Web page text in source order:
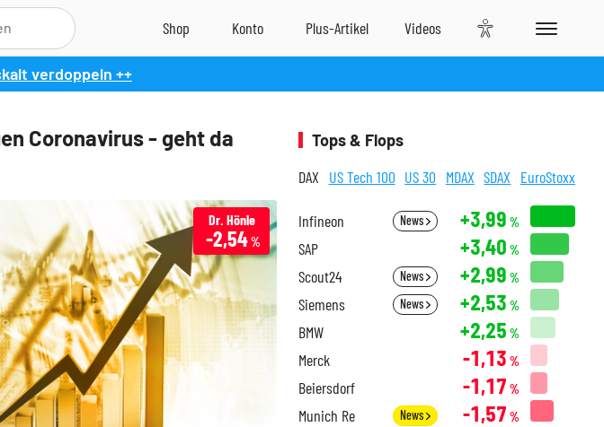
verdoppeln ++
Coronavirus - geht da
Dr. Hönle
-2,54%
Tops & Flops
DAX US Tech 100 US 30 MDAX SDAX EuroStoxx
Infineon News +3,99 %
SAP +3,40 %
Scout24 News +2,99 %
Siemens News +2,53 %
BMW +2,25 %
Merck -1,13 %
Beiersdorf -1,17 %
Munich Re News -1,57 %